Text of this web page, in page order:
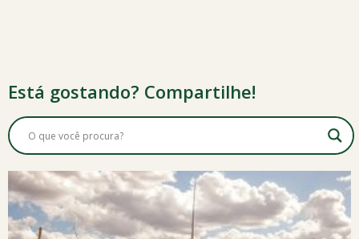
Está gostando? Compartilhe!